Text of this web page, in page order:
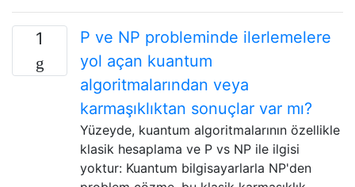
1
P ve NP probleminde ilerlemelere
yol açan kuantum
algoritmalarından veya
karmaşıklıktan sonuçlar var mı?
Yüzeyde, kuantum algoritmalarının özellikle
klasik hesaplama ve P vs NP ile ilgisi
yoktur: Kuantum bilgisayarlarla NP'den